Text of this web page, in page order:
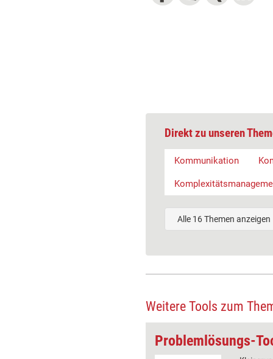
Direkt zu unseren
Kommunikation
Alle 16 Themen anzeigen
Weitere Tools zum
Problemlösungs-